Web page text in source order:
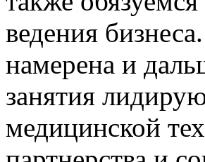
ведения
намерена и
занятия
медицинской